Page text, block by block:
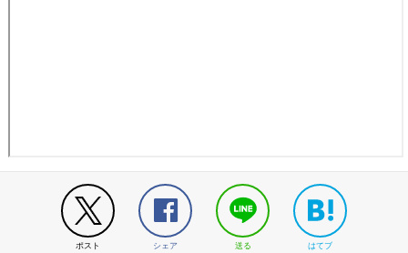
ポスト シェア 送る はてブ